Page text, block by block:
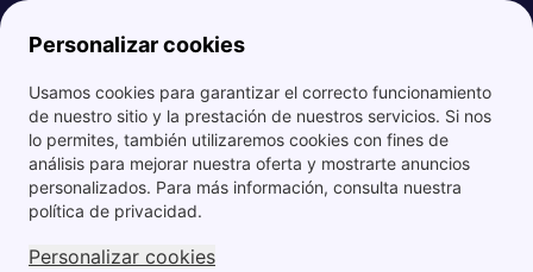
Personalizar cookies
Usamos cookies para garantizar el correcto funcionamiento
de nuestro sitio y la prestación de nuestros servicios. Si nos
lo permites, también utilizaremos cookies con fines de
análisis para mejorar nuestra oferta y mostrarte anuncios
personalizados. Para más información, consulta nuestra
política de privacidad.
Personalizar cookies
Papernest.es Octopus Energy vs Endesa: ¿Cuál comercializadora elegir?
Octopus Energy vs Endesa:
¿Cuál comercializadora
elegir?